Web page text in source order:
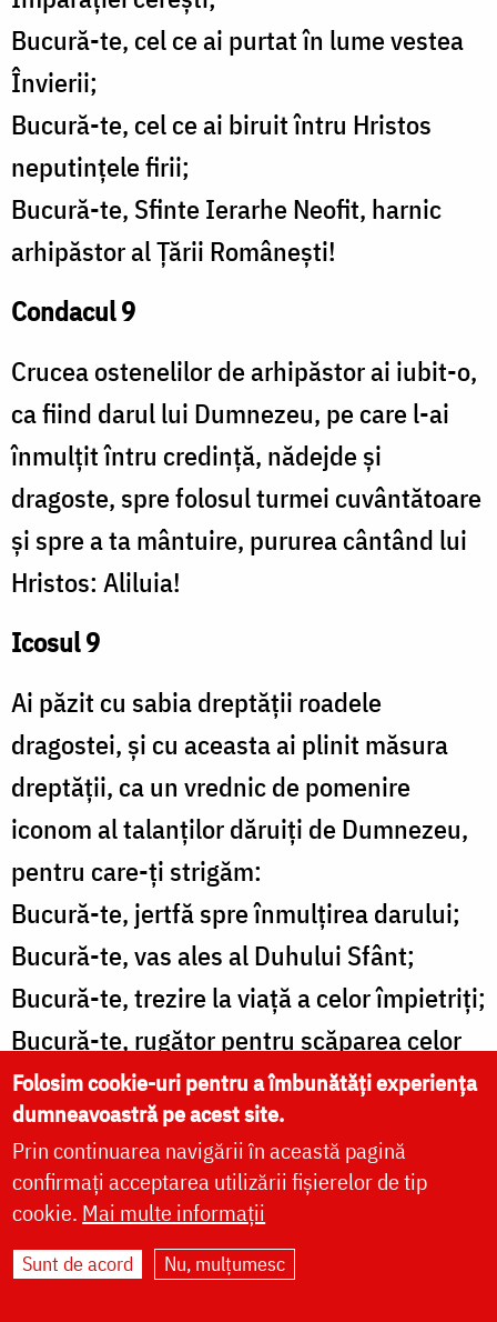
Bucură-te, cel ce ai purtat în lume vestea
Învierii;
Bucură-te, cel ce ai biruit întru Hristos
neputinţele firii;
Bucură-te, Sfinte Ierarhe Neofit, harnic
arhipăstor al Ţării Româneşti!
Condacul 9
Crucea ostenelilor de arhipăstor ai iubit-o,
ca fiind darul lui Dumnezeu, pe care l-ai
înmulţit întru credinţă, nădejde şi
dragoste, spre folosul turmei cuvântătoare
şi spre a ta mântuire, pururea cântând lui
Hristos: Aliluia!
Icosul 9
Ai păzit cu sabia dreptăţii roadele
dragostei, şi cu aceasta ai plinit măsura
dreptăţii, ca un vrednic de pomenire
iconom al talanţilor dăruiţi de Dumnezeu,
pentru care-ţi strigăm:
Bucură-te, jertfă spre înmulţirea darului;
Bucură-te, vas ales al Duhului Sfânt;
Bucură-te, trezire la viaţă a celor împietriţi;
Bucură-te, rugător pentru scăparea celor
robiţi de patimi;
Bucură-te, trezvie a inimii rugătoare
neîncetat;
Bucură-te, nume vrednic, înscris în cartea
Vieţii;
Folosim cookie-uri pentru a îmbunătăți experiența
dumneavoastră pe acest site.
Prin continuarea navigării în această pagină
confirmați acceptarea utilizării fișierelor de tip
cookie. Mai multe informații
Sunt de acord Nu, mulțumesc